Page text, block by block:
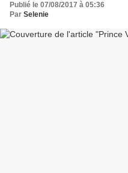
Publié le 07/08/2017 à 05:36
Par Selenie